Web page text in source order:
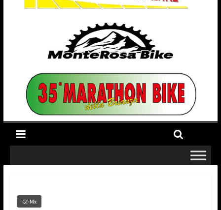
Gf-Mx